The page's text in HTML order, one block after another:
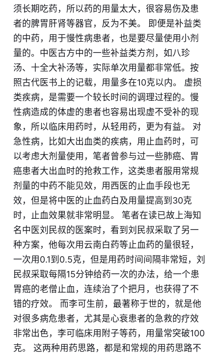
须长期吃药，所以药的用量太大，很容易伤及患
者的脾胃肝肾等器官，反为不美。 即便是补益类
的中药，用于慢性病患者，也是要尽量使用小剂
量的。中医古方中的一些补益类方剂，如八珍
汤、十全大补汤等，实际单次用量都非常低。按
照古代医书上的记载，用量多在10克以内。 虚损
类疾病，是需要一个较长时间的调理过程的。慢
性病造成的体虚的患者也容易出现虚不受补的现
象，所以临床用药时，从轻用药，更为有益。 对
急性病，比如大出血类的疾病，用止血药时，可
以考虑大剂量使用，笔者曾参与过一些肺癌、胃
癌患者大出血时的抢救工作，这类患者服用常规
剂量的中药不能见效，用西医的止血手段也无
效，但是将中医的止血药白及用量提高到30克
时，止血效果就非常明显。 笔者在读已故上海知
名中医刘民叔的医案时，看到刘民叔采取了另一
种方案，他每次用云南白药等止血药的量很轻，
一次用0.1到0.5克，但是用药时间间隔非常短，刘
民叔采取每隔15分钟给药一次的办法，给一个患
胃癌的老僧止血，连续治了个把月，也获得了不
错的疗效。 而李可生前，最著称于世的，就是他
对很多病危患者，尤其是心衰患者的急救的疗效
非常出色，李可临床用附子等药，用量常突破100
克。 这两种用药思路，都是和常规的用药思路不